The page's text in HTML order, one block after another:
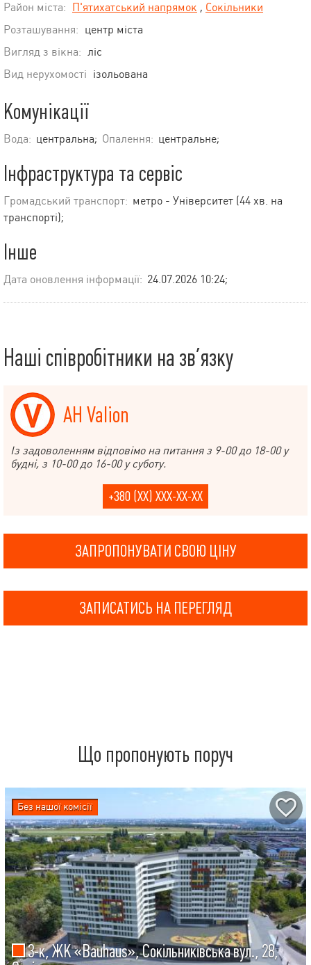
Район міста: П'ятихатський напрямок , Сокільники
Розташування: центр міста
Вигляд з вікна: ліс
Вид нерухомості ізольована
Комунікації
Вода: центральна; Опалення: центральне;
Інфраструктура та сервіс
Громадський транспорт: метро - Університет (44 хв. на
транспорті);
Інше
Дата оновлення інформації: 24.07.2026 10:24;
Наші співробітники на зв’язку
АН Valion
Із задоволенням відповімо на питання з 9-00 до 18-00 у
будні, з 10-00 до 16-00 у суботу.
+380 (XX) XXX-XX-XX
ЗАПРОПОНУВАТИ СВОЮ ЦІНУ
ЗАПИСАТИСЬ НА ПЕРЕГЛЯД
Що пропонують поруч
3-к, ЖК «Bauhaus», Сокільниківська вул., 28,
Без нашої комісії